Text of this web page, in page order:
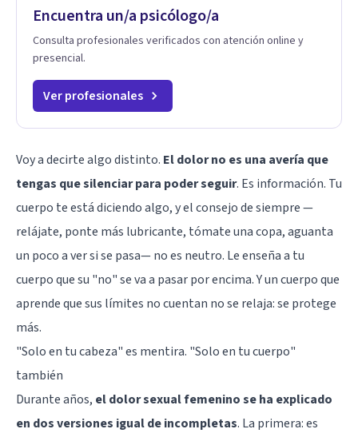
Encuentra un/a psicólogo/a
Consulta profesionales verificados con atención online y
presencial.
Ver profesionales
Voy a decirte algo distinto. El dolor no es una avería que
tengas que silenciar para poder seguir. Es información. Tu
cuerpo te está diciendo algo, y el consejo de siempre —
relájate, ponte más lubricante, tómate una copa, aguanta
un poco a ver si se pasa— no es neutro. Le enseña a tu
cuerpo que su "no" se va a pasar por encima. Y un cuerpo que
aprende que sus límites no cuentan no se relaja: se protege
más.
"Solo en tu cabeza" es mentira. "Solo en tu cuerpo"
también
Durante años, el dolor sexual femenino se ha explicado
en dos versiones igual de incompletas. La primera: es